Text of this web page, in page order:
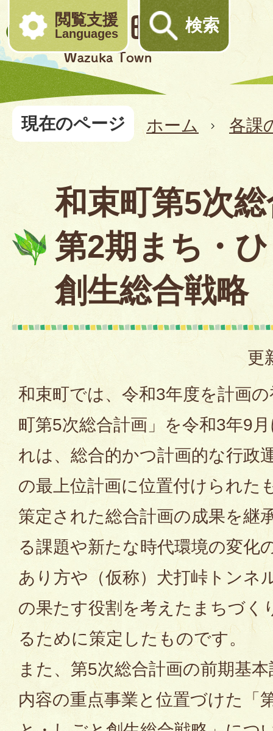
閲覧支援
Languages 検索
現在のページ ホーム 各課
和束町第5次
第2期まち・
創生総合戦略
更
和束町では、令和3年度を計画
町第5次総合計画」を令和3年9
れは、総合的かつ計画的な行政
の最上位計画に位置付けられた
策定された総合計画の成果を継
る課題や新たな時代環境の変化
あり方や（仮称）犬打峠トンネ
の果たす役割を考えたまちづく
るために策定したものです。
また、第5次総合計画の前期基
内容の重点事業と位置づけた「